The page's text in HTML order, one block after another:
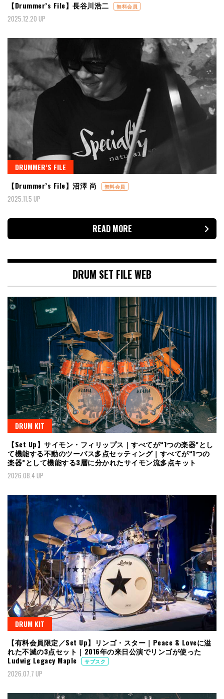
【Drummer’s File】長谷川浩二 無料会員
2025.12.20 UP
DRUMMER’S FILE
【Drummer’s File】沼澤 尚
無料会員
2025.11.5 UP
READ MORE
DRUM SET FILE WEB
DRUM KIT
【Set Up】サイモン・フィリップス｜すべてが“1つの楽器”とし
て機能する不動のツーバス多点セッティング｜すべてが“1つの
楽器”として機能する3層に分かれたサイモン流多点キット
2026.08.4 UP
DRUM KIT
【有料会員限定／Set Up】リンゴ・スター｜Peace & Loveに溢
れた不滅の3点セット｜2016年の来日公演でリンゴが使った
Ludwig Legacy Maple
サブスク
2026.07.7 UP